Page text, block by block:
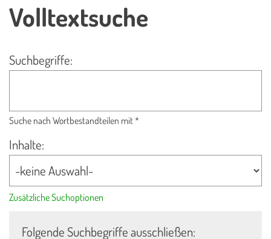
Volltextsuche
Suchbegriffe:
Suche nach Wortbestandteilen mit *
Inhalte:
Zusätzliche Suchoptionen
Folgende Suchbegriffe ausschließen: